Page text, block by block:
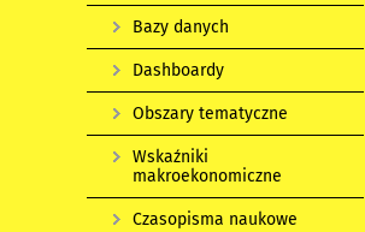
Bazy danych
Dashboardy
Obszary tematyczne
Wskaźniki
makroekonomiczne
Czasopisma naukowe